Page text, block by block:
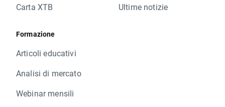
Carta XTB
Formazione
Articoli educativi
Analisi di mercato
Webinar mensili
Ultime notizie